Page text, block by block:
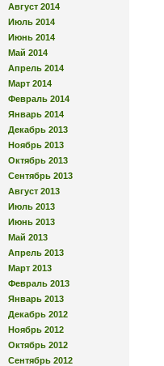
Август 2014
Июль 2014
Июнь 2014
Май 2014
Апрель 2014
Март 2014
Февраль 2014
Январь 2014
Декабрь 2013
Ноябрь 2013
Октябрь 2013
Сентябрь 2013
Август 2013
Июль 2013
Июнь 2013
Май 2013
Апрель 2013
Март 2013
Февраль 2013
Январь 2013
Декабрь 2012
Ноябрь 2012
Октябрь 2012
Сентябрь 2012